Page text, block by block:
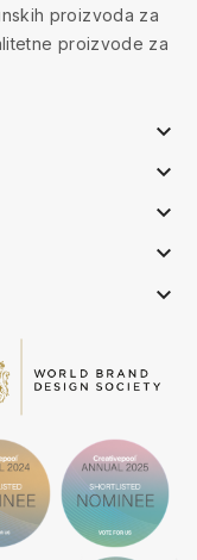
proizvoda za
proizvode za
keyboard_arrow_down
keyboard_arrow_down
keyboard_arrow_down
keyboard_arrow_down
keyboard_arrow_down